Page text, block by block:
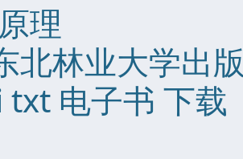
理
北林业大学出版
电子书 下载